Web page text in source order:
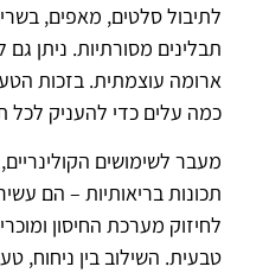
לתיבול סלטים, מאפים,
תבלינים מסורתיות. ניתן
ארומה עוצמתית. בזכות
כמה עלים כדי להעניק לכל
מעבר לשימושים
תכונות בריאותיות – הם
לחיזוק מערכת החיסון
טבעית. השילוב בין ניחוח,